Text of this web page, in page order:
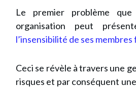
Le premier problème
organisation peut
l’insensibilité de ses membres
Ceci se révèle à travers une
risques et par conséquent